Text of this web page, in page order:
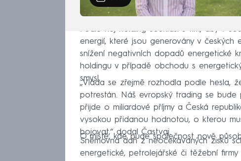
Podle něj holding souhlasí s tím, aby v
energií, které jsou generovány v českých
snížení negativních dopadů energetické
holdingu v případě obchodu s
smysl.
„Vláda se zřejmě rozhodla podle hesla,
potrestán. Náš evropský trading se
přijde o miliardové příjmy a Česká
vysokou přidanou hodnotou, o kterou
bojovat,“ dodal Častvaj.
O místě, kde bude společnost nově
Sněmovna daň z neočekávaných zisků
energetické, petrolejářské či těžební